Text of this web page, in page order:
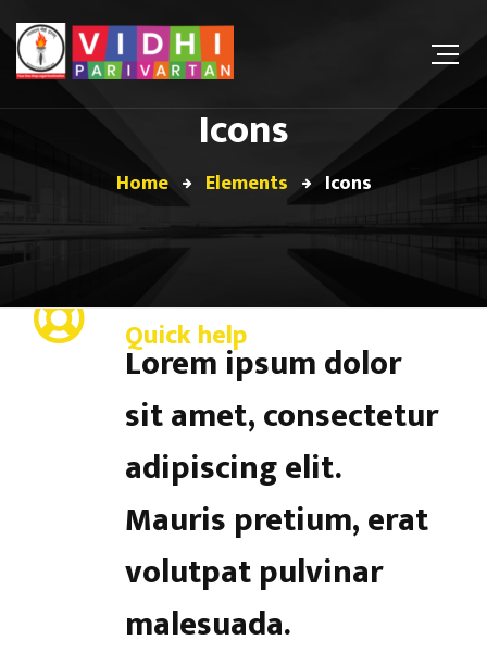
Icons
Home Elements Icons
Quick help
Lorem ipsum dolor
sit amet, consectetur
adipiscing elit.
Mauris pretium, erat
volutpat pulvinar
malesuada.